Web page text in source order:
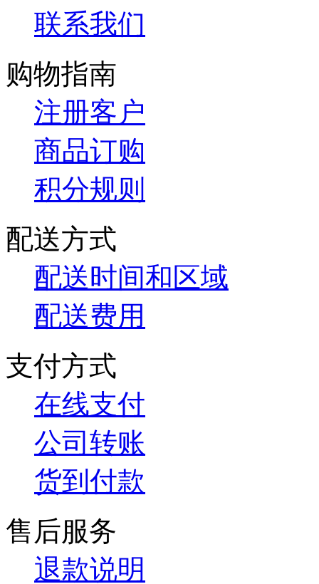
联系我们
购物指南
注册客户
商品订购
积分规则
配送方式
配送时间和区域
配送费用
支付方式
在线支付
公司转账
货到付款
售后服务
退款说明